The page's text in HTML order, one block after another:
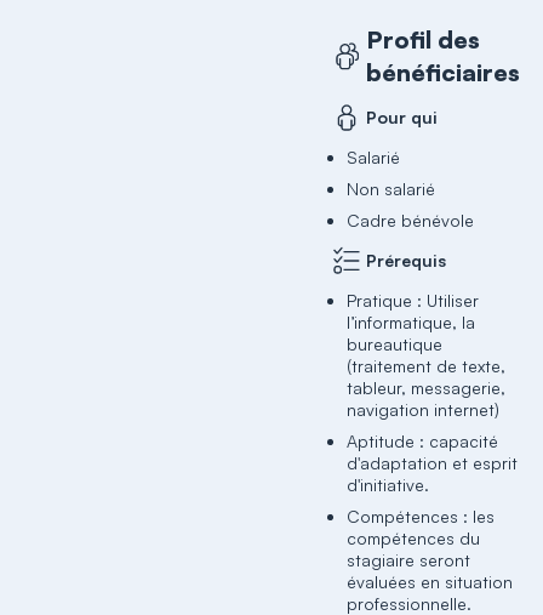
Profil des
bénéficiaires
Pour qui
Salarié
Non salarié
Cadre bénévole
Prérequis
Pratique : Utiliser
l’informatique, la
bureautique
(traitement de texte,
tableur, messagerie,
navigation internet)
Aptitude : capacité
d'adaptation et esprit
d'initiative.
Compétences : les
compétences du
stagiaire seront
évaluées en situation
professionnelle.